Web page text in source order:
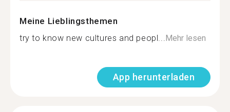
Meine Lieblingsthemen
try to know new cultures and peopl...Mehr lesen
App herunterladen